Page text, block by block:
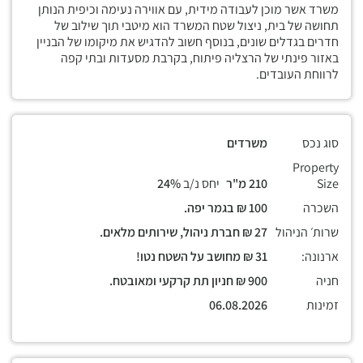
משרד אשר מוכן לעבודה מידית, עם אווירה נעימה וכיפית הנותן
תחושה של בית, ניצול שטח המשרד הוא מיטבי תוך שילוב של
חדרים בגדלים שונים, בנוסף חשוב להדגיש את מיקומו של הבניין
באזור פינתי של הרצליה פיתוח, בקרבת מסעדות ובתי קפה
לרווחת העובדים.
סוג נכס
משרדים
Property
Size
יחס נ/ב
השכרה
שרות׳ הניהול
ארנונה:
חניה
זמינות